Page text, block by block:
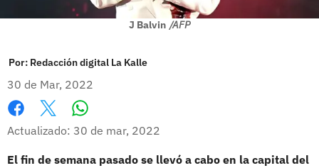
J Balvin /AFP
Por: Redacción digital La Kalle
30 de Mar, 2022
Facebook
X
Actualizado: 30 de mar, 2022
El fin de semana pasado se llevó a cabo en la capital del